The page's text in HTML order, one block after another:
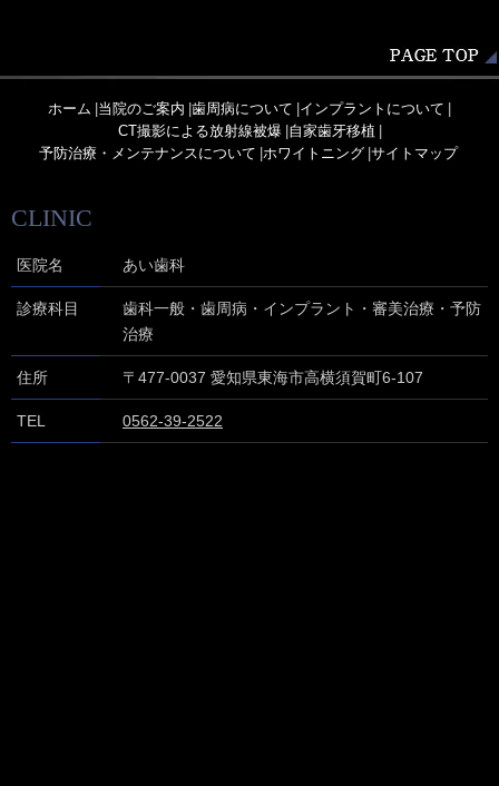
ホーム 当院のご案内 歯周病について インプラントについて
CT撮影による放射線被爆 自家歯牙移植
予防治療・メンテナンスについて ホワイトニング サイトマップ
CLINIC
医院名 あい歯科
診療科目
歯科一般・歯周病・インプラント・審美治療・予防
治療
住所 〒477-0037 愛知県東海市高横須賀町6-107
TEL 0562-39-2522